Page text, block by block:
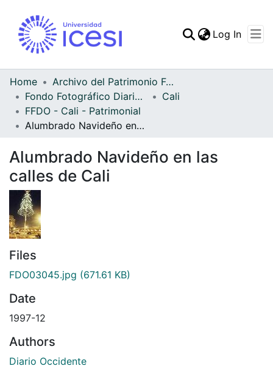
Statistics
Log In
Home
Archivo del Patrimonio Fotográfico y Fílmico del Valle del Cauca
Fondo Fotográfico Diario Occidente
Cali
FFDO - Cali - Patrimonial
Alumbrado Navideño en las calles de Cali
Alumbrado Navideño en las
calles de Cali
Files
FDO03045.jpg (671.61 KB)
Date
1997-12
Authors
Diario Occidente